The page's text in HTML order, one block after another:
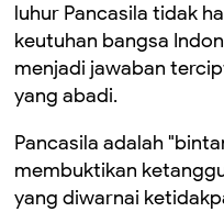
luhur Pancasila tidak
keutuhan bangsa
menjadi jawaban
yang abadi.
Pancasila adalah
membuktikan
yang diwarnai